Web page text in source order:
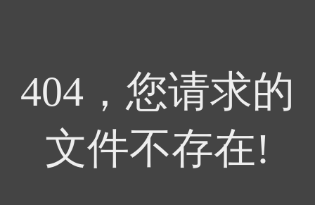
404，您请求的
文件不存在!